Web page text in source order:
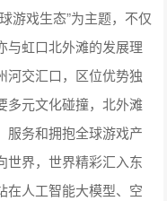
游戏生态”为主题，不仅
与虹口北外滩的发展理
河交汇口，区位优势独
多元文化碰撞，北外滩
服务和拥抱全球游戏产
世界，世界精彩汇入东
在人工智能大模型、空